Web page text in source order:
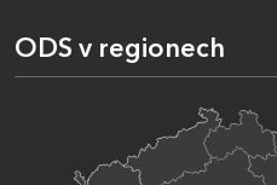
ODS v regionech